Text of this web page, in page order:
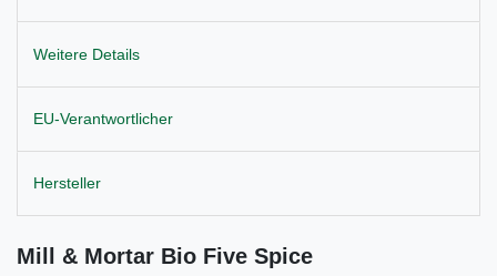
Weitere Details
EU-Verantwortlicher
Hersteller
Mill & Mortar Bio Five Spice